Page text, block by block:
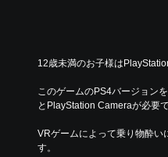
12歳未満のお子様は
このゲームのPS4バージョン
とPlayStation Cameraが必要で
VRゲームによって乗り物酔い
す。